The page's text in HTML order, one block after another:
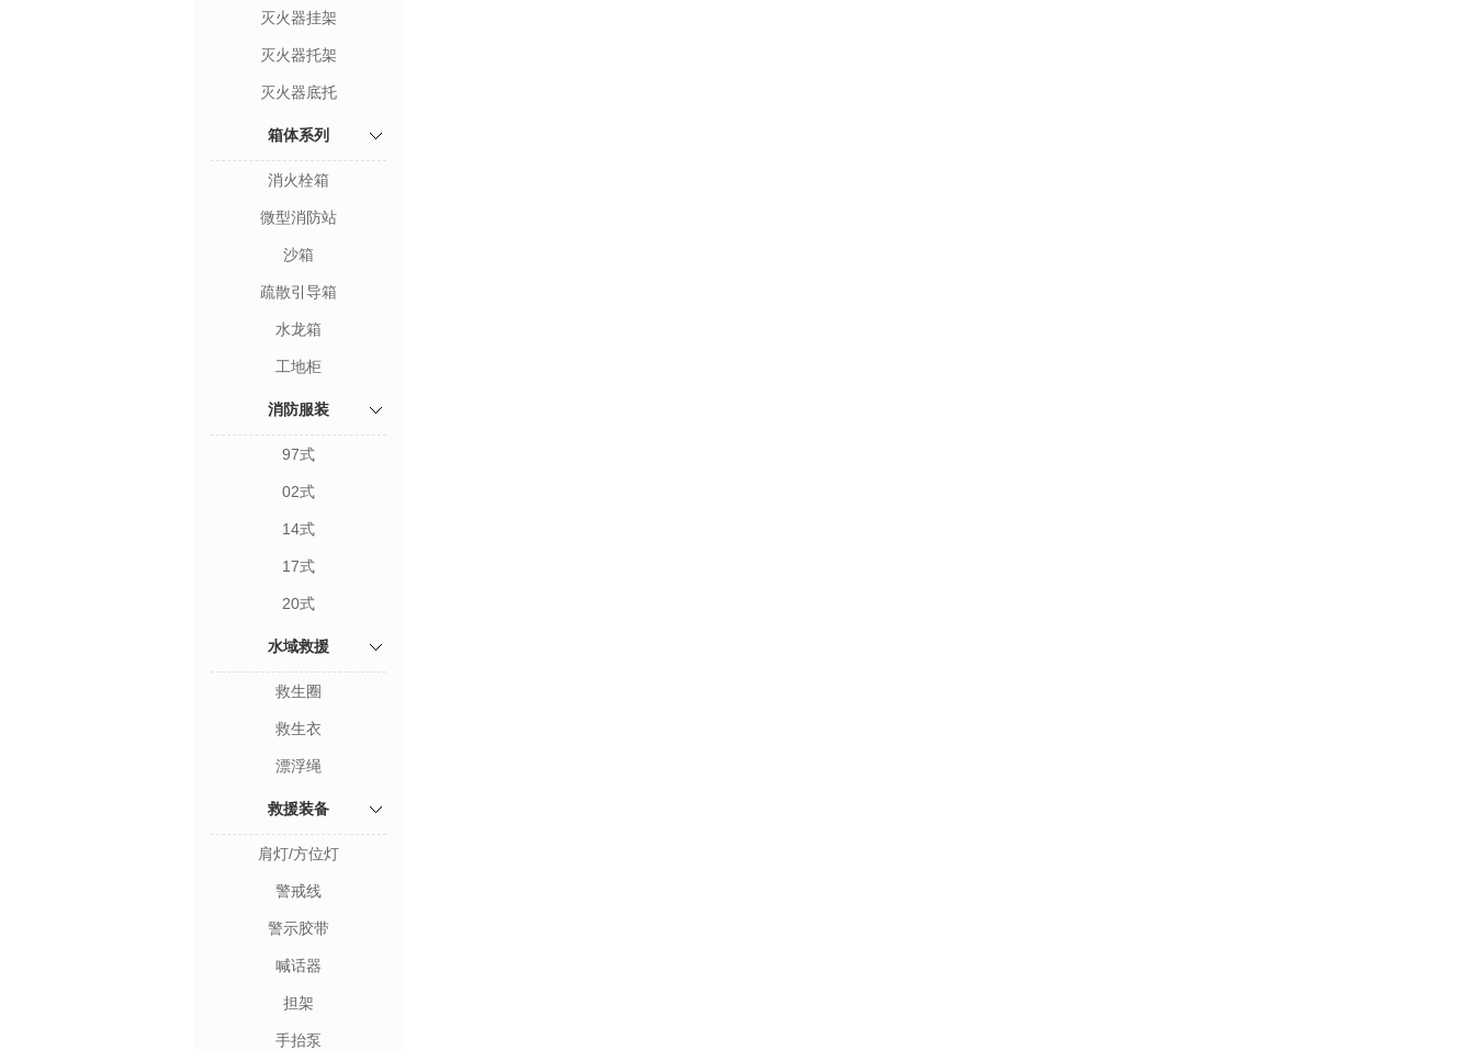
灭火器挂架
灭火器托架
灭火器底托
箱体系列
消火栓箱
微型消防站
沙箱
疏散引导箱
水龙箱
工地柜
消防服装
97式
02式
14式
17式
20式
水域救援
救生圈
救生衣
漂浮绳
救援装备
肩灯/方位灯
警戒线
警示胶带
喊话器
担架
手抬泵